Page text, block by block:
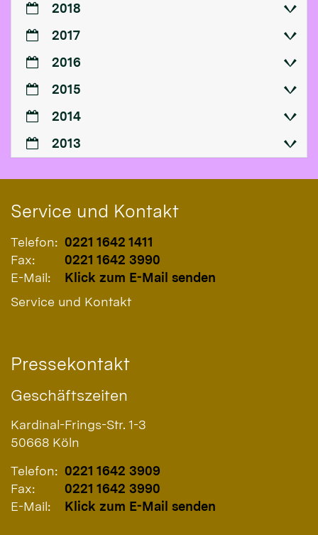
2018
2017
2016
2015
2014
2013
Service und Kontakt
Telefon: 0221 1642 1411
Fax:
0221 1642 3990
E-Mail:
Klick zum E-Mail senden
Service und Kontakt
Pressekontakt
Geschäftszeiten
Kardinal-Frings-Str. 1-3
50668 Köln
Telefon: 0221 1642 3909
Fax:
0221 1642 3990
E-Mail:
Klick zum E-Mail senden